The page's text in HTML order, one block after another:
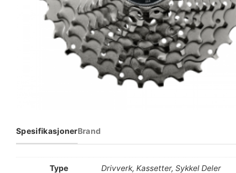
SpesifikasjonerBrand
Type Drivverk, Kassetter, Sykkel Deler